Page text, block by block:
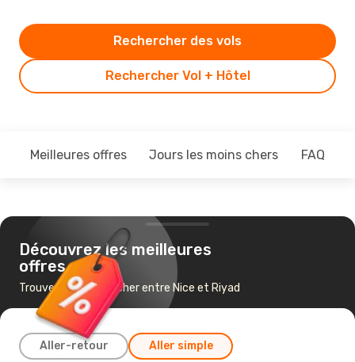
Rechercher Vol + Hôtel
Rechercher des vols
Meilleures offres Jours les moins chers FAQ
Découvrez les meilleures
offres
Trouvez un vol pas cher entre Nice et Riyad
Aller-retour Aller simple